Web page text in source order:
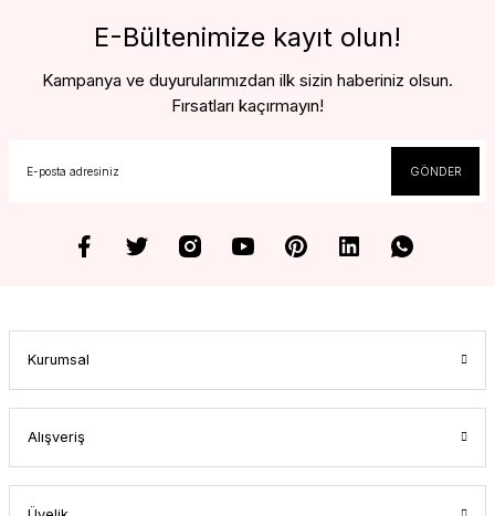
E-Bültenimize kayıt olun!
Kampanya ve duyurularımızdan ilk sizin haberiniz olsun.
Fırsatları kaçırmayın!
GÖNDER
Kurumsal
Alışveriş